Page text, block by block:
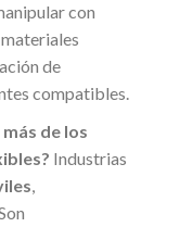
con
de
compatibles.
de los
Industrias